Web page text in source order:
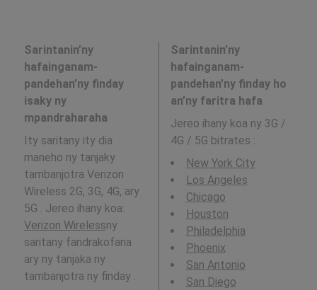
Sarintanin’ny
hafainganam-
pandehan’ny finday
isaky ny
mpandraharaha
Ity saritany ity dia
maneho ny tanjaky
tambanjotra Verizon
Wireless 2G, 3G, 4G, ary
5G . Jereo ihany koa:
Verizon Wirelessny
saritany fandrakofana
ary ny tanjaka ny
tambanjotra ny finday .
Sarintanin’ny
hafainganam-
pandehan’ny finday ho
an’ny faritra hafa
Jereo ihany koa ny 3G /
4G / 5G bitrates :
New York City
Los Angeles
Chicago
Houston
Philadelphia
Phoenix
San Antonio
San Diego